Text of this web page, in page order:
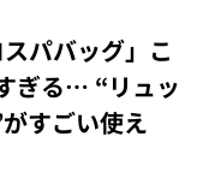
パバッグ」こ
ぎる… “リュッ
すごい使え